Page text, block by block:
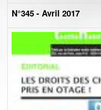
N°345 - Avril 2017